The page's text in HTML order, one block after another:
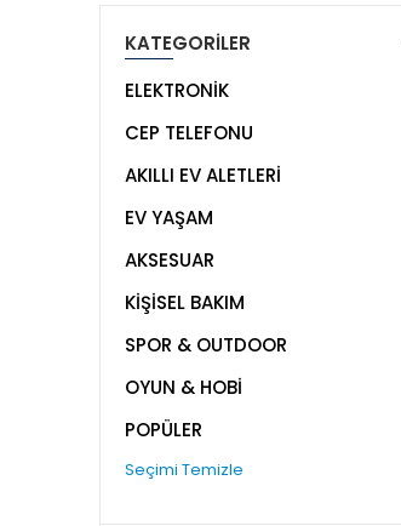
KATEGORİLER
ELEKTRONİK
CEP TELEFONU
AKILLI EV ALETLERİ
EV YAŞAM
AKSESUAR
KİŞİSEL BAKIM
SPOR & OUTDOOR
OYUN & HOBİ
POPÜLER
Seçimi Temizle